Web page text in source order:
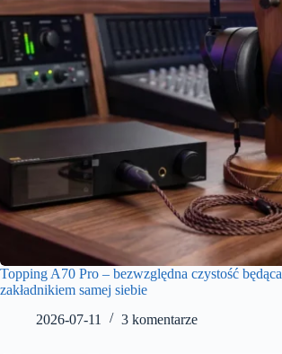
Topping A70 Pro – bezwzględna czystość będąca
zakładnikiem samej siebie
2026-07-11
3 komentarze